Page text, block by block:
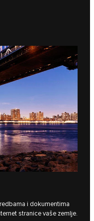
i dokumentima
stranice vaše zemlje.